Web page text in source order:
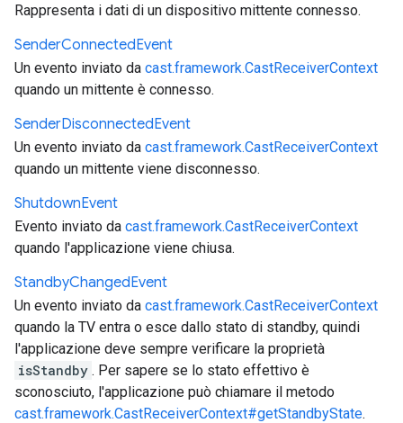
Rappresenta i dati di un dispositivo mittente connesso.
SenderConnectedEvent
Un evento inviato da cast.framework.CastReceiverContext
quando un mittente è connesso.
SenderDisconnectedEvent
Un evento inviato da cast.framework.CastReceiverContext
quando un mittente viene disconnesso.
ShutdownEvent
Evento inviato da cast.framework.CastReceiverContext
quando l'applicazione viene chiusa.
StandbyChangedEvent
Un evento inviato da cast.framework.CastReceiverContext
quando la TV entra o esce dallo stato di standby, quindi
l'applicazione deve sempre verificare la proprietà
isStandby . Per sapere se lo stato effettivo è
sconosciuto, l'applicazione può chiamare il metodo
cast.framework.CastReceiverContext#getStandbyState.